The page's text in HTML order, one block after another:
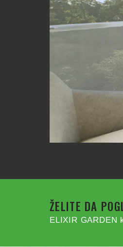
ŽELITE DA
ELIXIR